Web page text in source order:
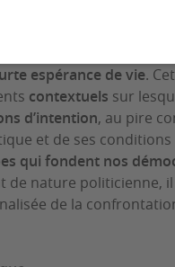
un spectacle politique
de «
espérance de vie.
contextuels sur
d’intention, au pire
et de ses conditions
qui fondent nos
de nature politicienne,
de la